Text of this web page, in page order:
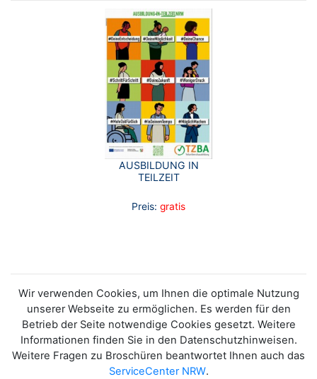
AUSBILDUNG IN
TEILZEIT
Preis: gratis
Wir verwenden Cookies, um Ihnen die optimale Nutzung
unserer Webseite zu ermöglichen. Es werden für den
Betrieb der Seite notwendige Cookies gesetzt. Weitere
Informationen finden Sie in den Datenschutzhinweisen.
Weitere Fragen zu Broschüren beantwortet Ihnen auch das
ServiceCenter NRW.